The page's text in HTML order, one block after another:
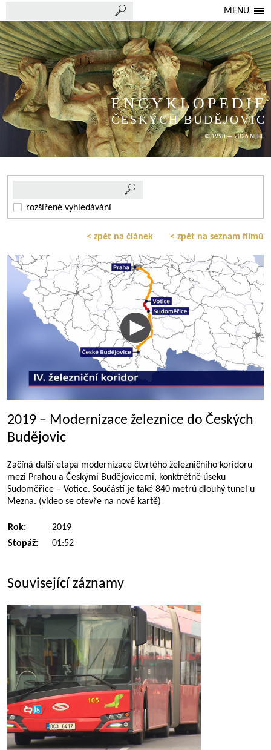
MENU
ENCYKLOPEDIE
ČESKÝCH BUDĚJOVIC
© 1998 — 2026 NEBE
rozšířené vyhledávání
< zpět na článek < zpět na seznam filmů
2019 – Modernizace železnice do Českých
Budějovic
Začíná další etapa modernizace čtvrtého železničního koridoru
mezi Prahou a Českými Budějovicemi, konktrétně úseku
Sudoměřice – Votice. Součástí je také 840 metrů dlouhý tunel u
Mezna. (video se otevře na nové kartě)
Rok:
2019
Stopáž:
01:52
Související záznamy